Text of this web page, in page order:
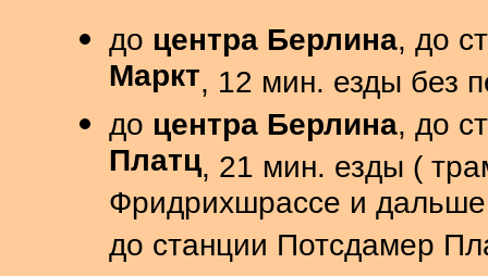
до центра Берлина, до
Маркт, 12 мин. езды без
до центра Берлина, до
Платц, 21 мин. езды (
Фридрихшрассе и
до станции Потсдамер